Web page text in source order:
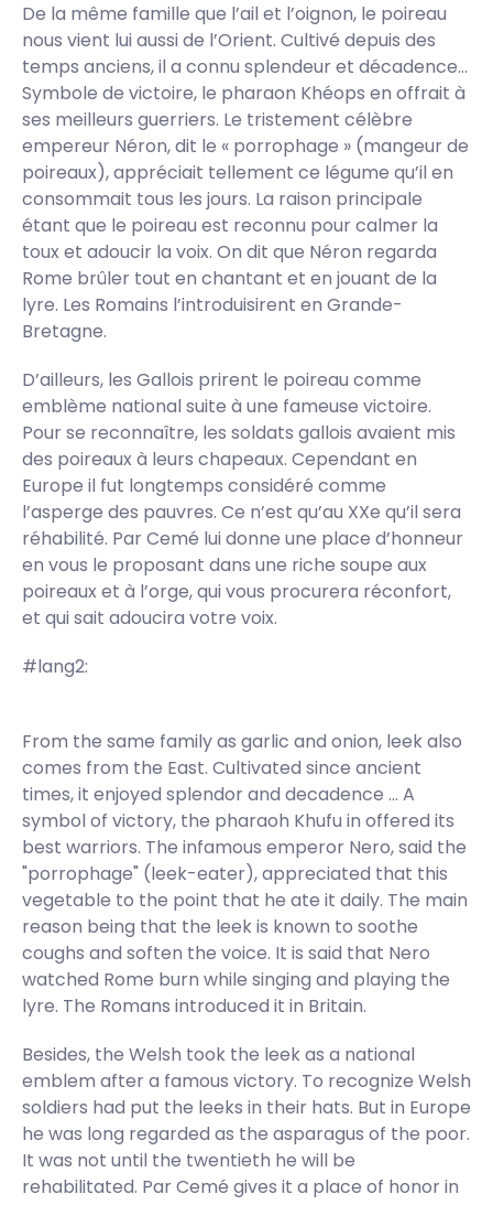
De la même famille que l’ail et l’oignon, le poireau
nous vient lui aussi de l’Orient. Cultivé depuis des
temps anciens, il a connu splendeur et décadence...
Symbole de victoire, le pharaon Khéops en offrait à
ses meilleurs guerriers. Le tristement célèbre
empereur Néron, dit le « porrophage » (mangeur de
poireaux), appréciait tellement ce légume qu’il en
consommait tous les jours. La raison principale
étant que le poireau est reconnu pour calmer la
toux et adoucir la voix. On dit que Néron regarda
Rome brûler tout en chantant et en jouant de la
lyre. Les Romains l’introduisirent en Grande-
Bretagne.
D’ailleurs, les Gallois prirent le poireau comme
emblème national suite à une fameuse victoire.
Pour se reconnaître, les soldats gallois avaient mis
des poireaux à leurs chapeaux. Cependant en
Europe il fut longtemps considéré comme
l’asperge des pauvres. Ce n’est qu’au XXe qu’il sera
réhabilité. Par Cemé lui donne une place d’honneur
en vous le proposant dans une riche soupe aux
poireaux et à l’orge, qui vous procurera réconfort,
et qui sait adoucira votre voix.
#lang2:
From the same family as garlic and onion, leek also
comes from the East. Cultivated since ancient
times, it enjoyed splendor and decadence ... A
symbol of victory, the pharaoh Khufu in offered its
best warriors. The infamous emperor Nero, said the
"porrophage" (leek-eater), appreciated that this
vegetable to the point that he ate it daily. The main
reason being that the leek is known to soothe
coughs and soften the voice. It is said that Nero
watched Rome burn while singing and playing the
lyre. The Romans introduced it in Britain.
Besides, the Welsh took the leek as a national
emblem after a famous victory. To recognize Welsh
soldiers had put the leeks in their hats. But in Europe
he was long regarded as the asparagus of the poor.
It was not until the twentieth he will be
rehabilitated. Par Cemé gives it a place of honor in